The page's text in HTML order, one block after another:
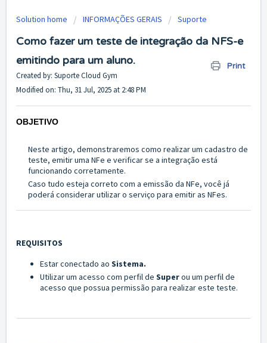
Solution home INFORMAÇÕES GERAIS Suporte
Como fazer um teste de integração da NFS-e
emitindo para um aluno.
Print
Created by: Suporte Cloud Gym
Modified on: Thu, 31 Jul, 2025 at 2:48 PM
OBJETIVO
Neste artigo, demonstraremos como realizar um cadastro de
teste, emitir uma NFe e verificar se a integração está
funcionando corretamente.
Caso tudo esteja correto com a emissão da NFe, você já
poderá considerar utilizar o serviço para emitir as NFes.
REQUISITOS
Estar conectado ao Sistema.
Utilizar um acesso com perfil de Superou um perfil de
acesso que possua permissão para realizar este teste.